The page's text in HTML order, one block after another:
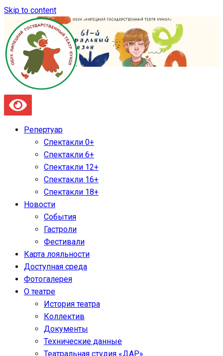
Skip to content
Репертуар
Спектакли 0+
Спектакли 6+
Спектакли 12+
Спектакли 16+
Спектакли 18+
Новости
События
Гастроли
Фестивали
Карта лояльности
Доступная среда
Фотогалерея
О театре
История театра
Коллектив
Документы
Технические данные
Театральная студия «ДАР»